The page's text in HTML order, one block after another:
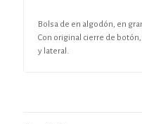
Bolsa de en algodón, en
Con original cierre de
y lateral.